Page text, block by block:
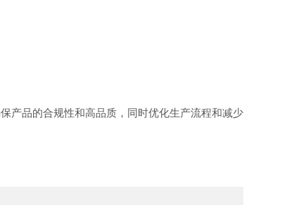
产品的合规性和高品质，同时优化生产流程和减少